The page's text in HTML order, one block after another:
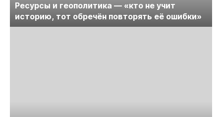
Ресурсы и геополитика — «кто не учит
историю, тот обречён повторять её ошибки»